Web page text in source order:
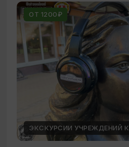
ОТ 1200₽
ЭКСКУРСИИ УЧРЕЖДЕНИЙ